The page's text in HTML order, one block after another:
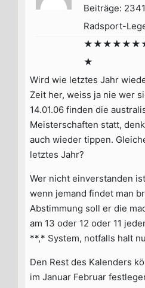
Beiträge:
Radsport-
★
Wird wie letztes Jahr
Zeit her, weiss ja nie wer
14.01.06 finden die
Meisterschaften statt,
auch wieder tippen.
letztes Jahr?
Wer nicht einverstanden
wenn jemand findet man
Abstimmung soll er die
am 13 oder 12 oder 11
**,* System, notfalls halt
Den Rest des Kalenders
im Januar Februar